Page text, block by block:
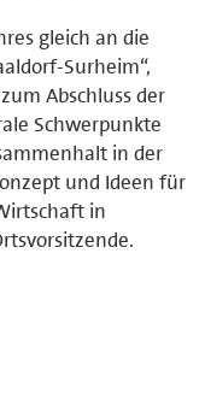
gleich an die
Surheim“,
Abschluss der
Schwerpunkte
in der
und Ideen für
in